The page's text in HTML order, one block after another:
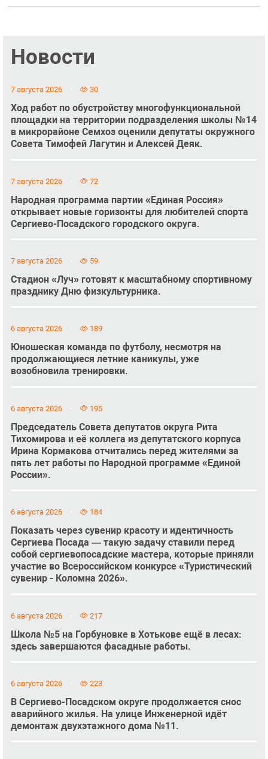
Новости
7 августа 2026 30
Ход работ по обустройству многофункциональной
площадки на территории подразделения школы №14
в микрорайоне Семхоз оценили депутаты окружного
Совета Тимофей Лагутин и Алексей Деяк.
7 августа 2026 72
Народная программа партии «Единая Россия»
открывает новые горизонты для любителей спорта
Сергиево-Посадского городского округа.
7 августа 2026 59
Стадион «Луч» готовят к масштабному спортивному
празднику Дню физкультурника.
6 августа 2026 189
Юношеская команда по футболу, несмотря на
продолжающиеся летние каникулы, уже
возобновила тренировки.
6 августа 2026 195
Председатель Совета депутатов округа Рита
Тихомирова и её коллега из депутатского корпуса
Ирина Кормакова отчитались перед жителями за
пять лет работы по Народной программе «Единой
России».
6 августа 2026 184
Показать через сувенир красоту и идентичность
Сергиева Посада — такую задачу ставили перед
собой сергиевопосадские мастера, которые приняли
участие во Всероссийском конкурсе «Туристический
сувенир - Коломна 2026».
6 августа 2026 217
Школа №5 на Горбуновке в Хотькове ещё в лесах:
здесь завершаются фасадные работы.
6 августа 2026 223
В Сергиево-Посадском округе продолжается снос
аварийного жилья. На улице Инженерной идёт
демонтаж двухэтажного дома №11.